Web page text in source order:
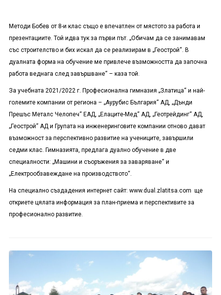
Методи Бобев от 8-и клас също е впечатлен от мястото за работа и
презентациите. Той идва тук за първи път. „Обичам да се занимавам
със строителство и бих искал да се реализирам в „Геострой“. В
дуалната форма на обучение ме привлече възможността да започна
работа веднага след завършване“ – каза той.
За учебната 2021/2022 г. Професионална гимназия „Златица“ и най-
големите компании от региона – „Аурубис България“ АД, „Дънди
Прешъс Металс Челопеч“ ЕАД, „Елаците-Мед“ АД, „Геотрейдинг“ АД,
„Геострой“ АД и Групата на инженеринговите компании отново дават
възможност за перспективно развитие на учениците, завършили
седми клас. Гимназията, предлага дуално обучение в две
специалности: „Машини и съоръжения за заваряване“ и
„Електрообзавеждане на производството“.
На специално създадения интернет сайт: www.dual.zlatitsa.com ще
откриете цялата информация за план-приема и перспективите за
професионално развитие.